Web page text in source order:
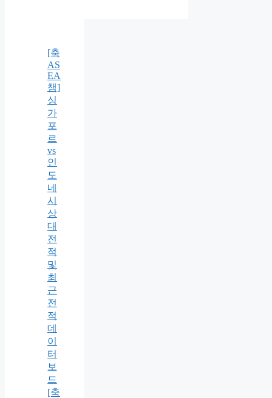
[축
AS
EA
챔]
싱
가
포
르
vs
인
도
네
시
상
대
전
적
및
최
근
전
적
데
이
터
보
드
[축